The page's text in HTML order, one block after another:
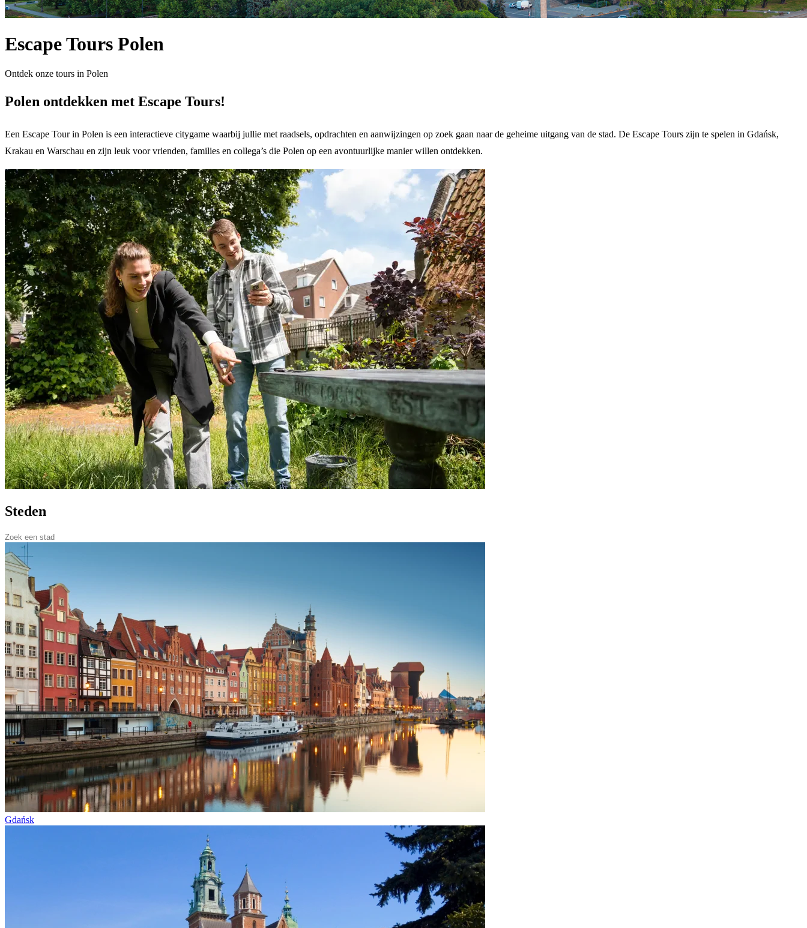
Escape Tours Polen
Ontdek onze tours in Polen
Polen ontdekken met Escape Tours!
Een Escape Tour in Polen is een interactieve citygame waarbij jullie met raadsels, opdrachten en aanwijzingen op zoek gaan naar de geheime uitgang van de stad. De Escape Tours zijn te spelen in Gdańsk,
Krakau en Warschau en zijn leuk voor vrienden, families en collega’s die Polen op een avontuurlijke manier willen ontdekken.
Steden
Gdańsk